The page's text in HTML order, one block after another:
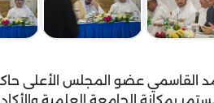
القاسمي عضو المجلس الأعلى